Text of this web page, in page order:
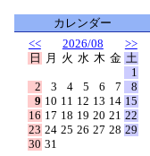
カレンダー
<<
2026/08
>>
日
月 火 水 木 金 土
1
2
3 4 5 6 7
8
9 10 11 12 13 14 15
16 17 18 19 20 21 22
23 24 25 26 27 28 29
30 31